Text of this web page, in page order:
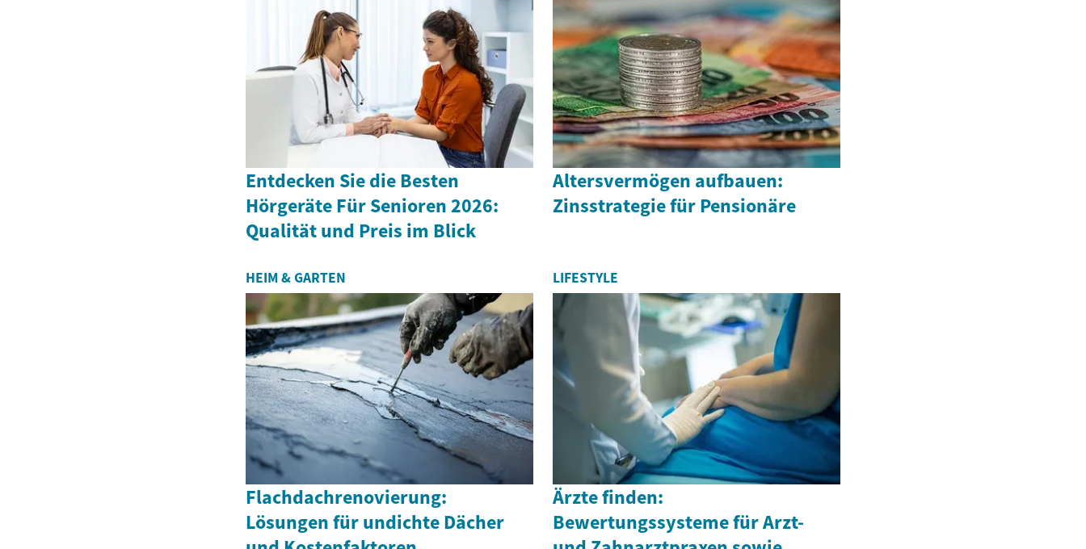
Entdecken Sie die Besten
Hörgeräte Für Senioren 2026:
Qualität und Preis im Blick
Altersvermögen aufbauen:
Zinsstrategie für Pensionäre
HEIM & GARTEN
Flachdachrenovierung:
Lösungen für undichte Dächer
LIFESTYLE
Ärzte finden:
Bewertungssysteme für Arzt-